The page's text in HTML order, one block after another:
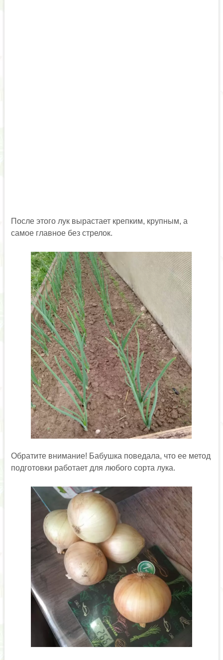
После этого лук вырастает крепким, крупным, а
самое главное без стрелок.
Обратите внимание! Бабушка поведала, что ее метод
подготовки работает для любого сорта лука.